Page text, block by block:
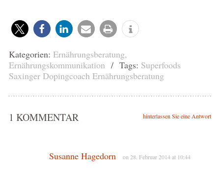
Kategorien: Ernährungsberatung,
Ernährungskommunikation / Tags: Superfoods
Saxinger Dopingcoach Ernährungsberatung
hinterlassen Sie eine Antwort
1 KOMMENTAR
Susanne Hagedorn on 28. Februar 2014 at 10:44